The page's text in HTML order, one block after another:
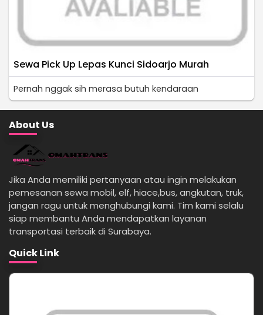
Sewa Pick Up Lepas Kunci Sidoarjo Murah
Pernah nggak sih merasa butuh kendaraan
About Us
Jika Anda memiliki pertanyaan atau ingin melakukan
pemesanan sewa mobil, elf, hiace,bus, angkutan, truk,
jangan ragu untuk menghubungi kami. Tim kami selalu
siap membantu Anda mendapatkan layanan
transportasi terbaik di Surabaya.
Quick Link